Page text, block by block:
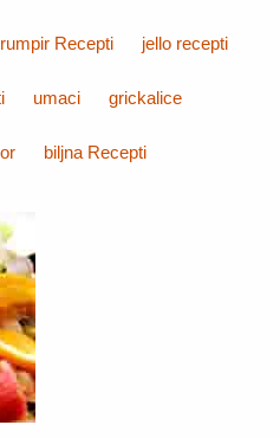
Recepti jello recepti
umaci grickalice
biljna Recepti